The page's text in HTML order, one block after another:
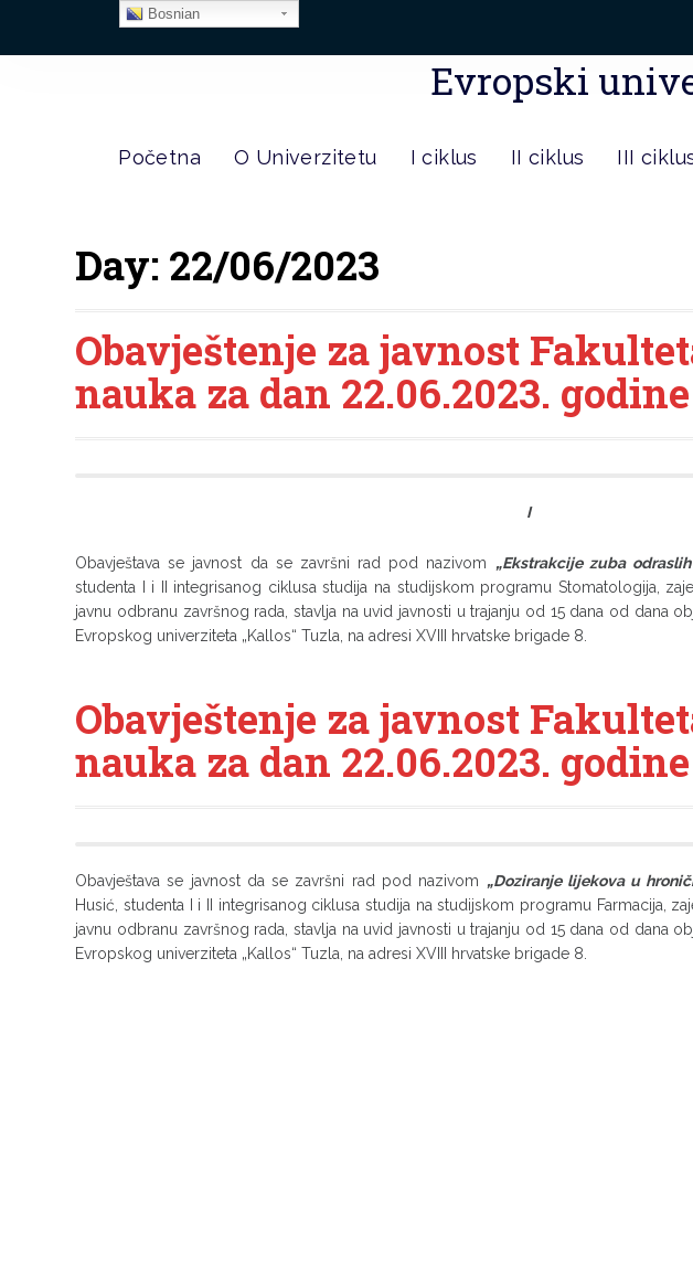
Evropski
Početna O Univerzitetu I ciklus II ciklus III
Day: 22/06/2023
Obavještenje za javnost
nauka za dan 22.06.2023. godine
I
Obavještava se javnost da se završni rad pod nazivom „Ekstrakcije zuba
studenta I i II integrisanog ciklusa studija na studijskom programu Stomatologija,
javnu odbranu završnog rada, stavlja na uvid javnosti u trajanju od 15 dana od dana
Evropskog univerziteta „Kallos“ Tuzla, na adresi XVIII hrvatske brigade 8.
Obavještenje za javnost
nauka za dan 22.06.2023. godine
Obavještava se javnost da se završni rad pod nazivom „Doziranje lijekova u
Husić, studenta I i II integrisanog ciklusa studija na studijskom programu Farmacija,
javnu odbranu završnog rada, stavlja na uvid javnosti u trajanju od 15 dana od dana
Evropskog univerziteta „Kallos“ Tuzla, na adresi XVIII hrvatske brigade 8.
Bosnian